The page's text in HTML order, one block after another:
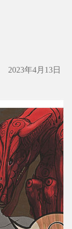
2023年4月13日
といき